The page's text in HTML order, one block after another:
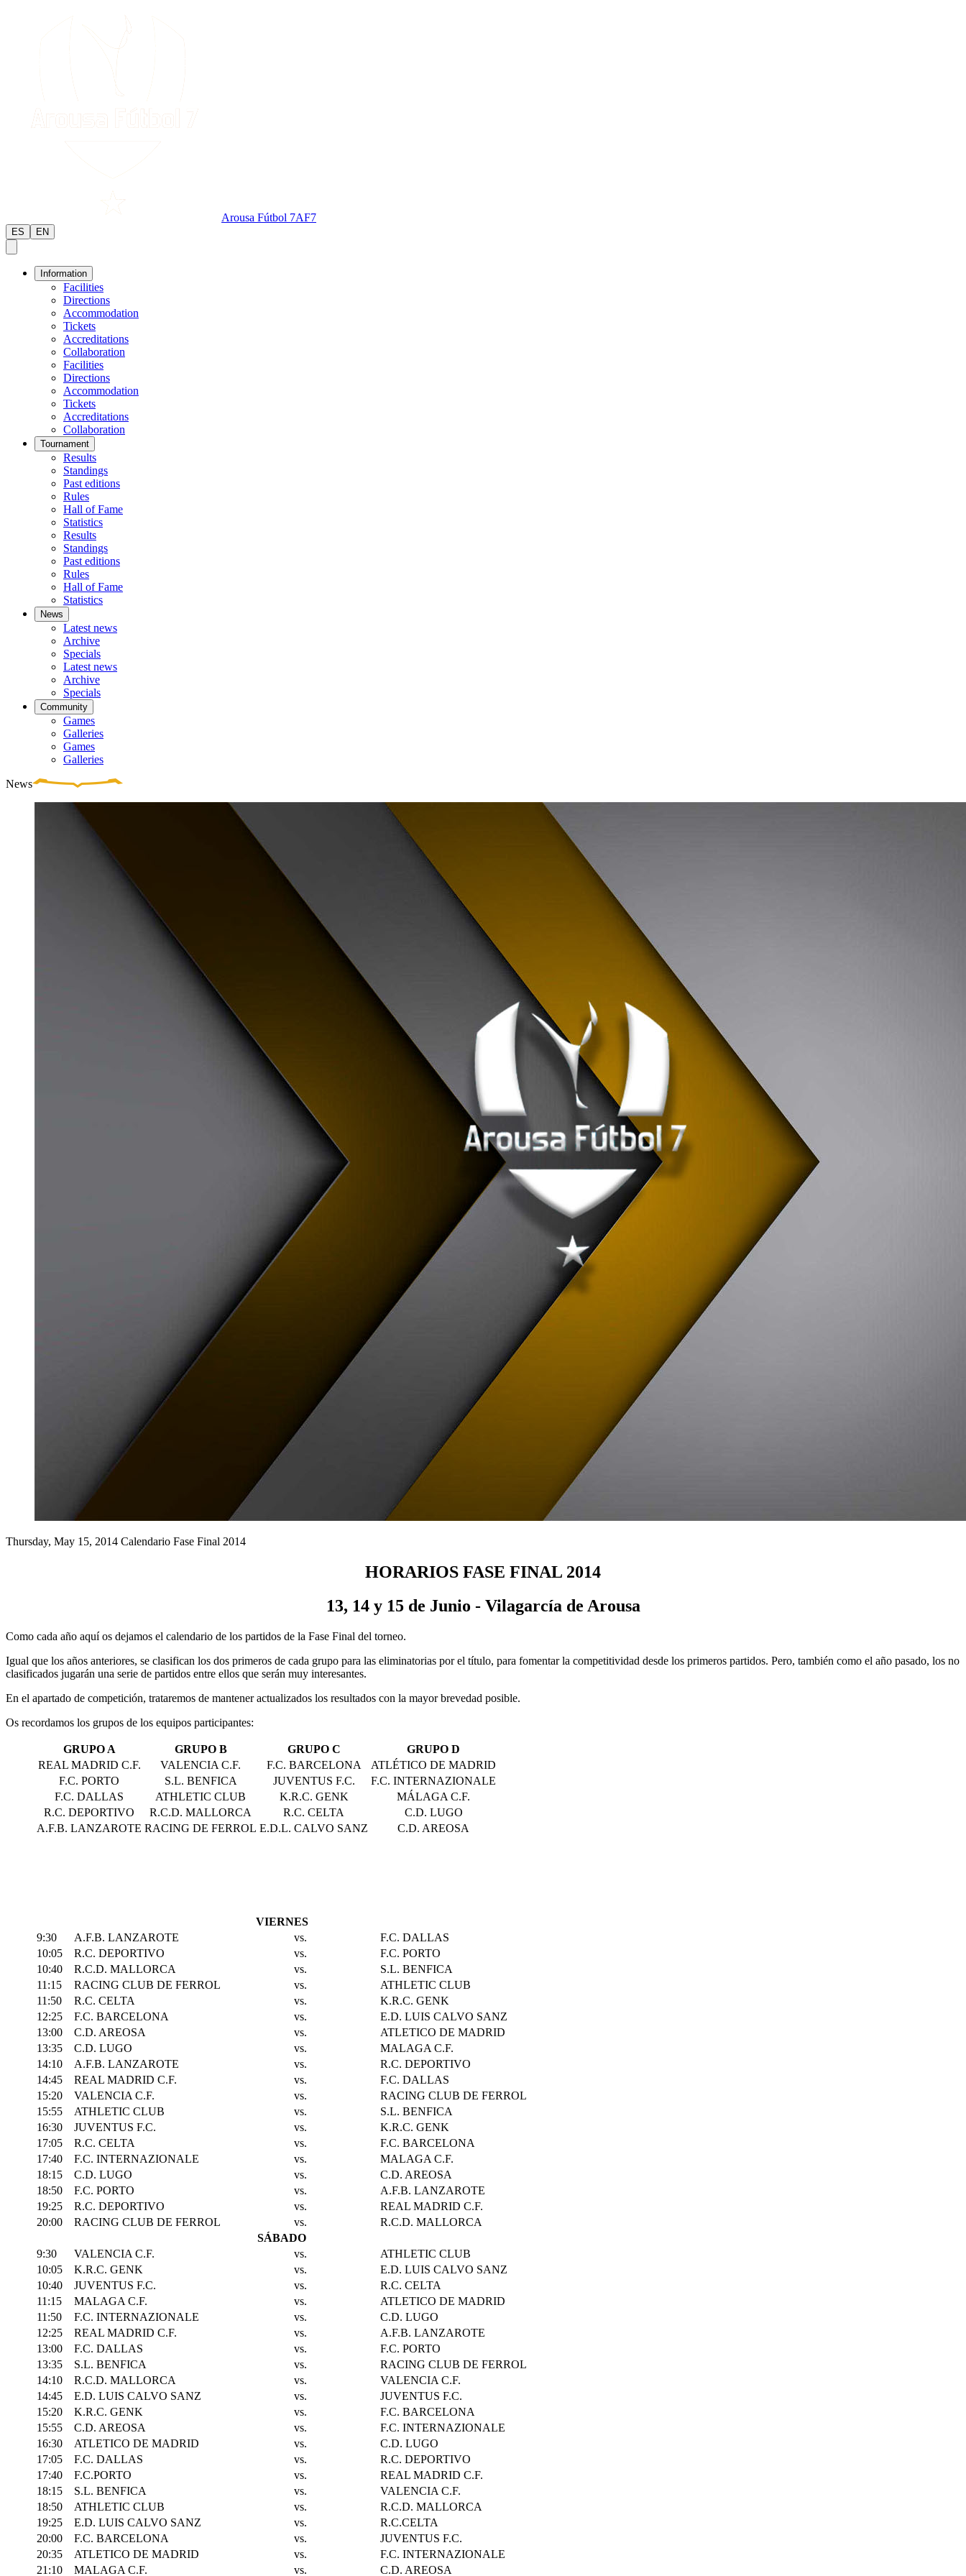
Arousa Fútbol 7AF7
ES EN
Information
Facilities
Directions
Accommodation
Tickets
Accreditations
Collaboration
Facilities
Directions
Accommodation
Tickets
Accreditations
Collaboration
Tournament
Results
Standings
Past editions
Rules
Hall of Fame
Statistics
Results
Standings
Past editions
Rules
Hall of Fame
Statistics
News
Latest news
Archive
Specials
Latest news
Archive
Specials
Community
Games
Galleries
Games
Galleries
News
Thursday, May 15, 2014 Calendario Fase Final 2014
HORARIOS FASE FINAL 2014
13, 14 y 15 de Junio - Vilagarcía de Arousa
Como cada año aquí os dejamos el calendario de los partidos de la Fase Final del torneo.
Igual que los años anteriores, se clasifican los dos primeros de cada grupo para las eliminatorias por el título, para fomentar la competitividad desde los primeros partidos. Pero, también como el año pasado, los no
clasificados jugarán una serie de partidos entre ellos que serán muy interesantes.
En el apartado de competición, trataremos de mantener actualizados los resultados con la mayor brevedad posible.
Os recordamos los grupos de los equipos participantes:
GRUPO A GRUPO B GRUPO C
GRUPO D
REAL MADRID C.F.
VALENCIA C.F. F.C. BARCELONA
ATLÉTICO DE MADRID
F.C. PORTO
S.L. BENFICA JUVENTUS F.C.
F.C. INTERNAZIONALE
F.C. DALLAS
ATHLETIC CLUB K.R.C. GENK
MÁLAGA C.F.
R.C. DEPORTIVO
R.C.D. MALLORCA R.C. CELTA
C.D. LUGO
A.F.B. LANZAROTE RACING DE FERROL E.D.L. CALVO SANZ C.D. AREOSA
VIERNES
9:30
A.F.B. LANZAROTE vs.
F.C. DALLAS
10:05
R.C. DEPORTIVO vs.
F.C. PORTO
10:40
R.C.D. MALLORCA vs.
S.L. BENFICA
11:15
RACING CLUB DE FERROL vs.
ATHLETIC CLUB
11:50
R.C. CELTA vs.
K.R.C. GENK
12:25
F.C. BARCELONA vs.
E.D. LUIS CALVO SANZ
13:00
C.D. AREOSA vs.
ATLETICO DE MADRID
13:35
C.D. LUGO vs.
MALAGA C.F.
14:10
A.F.B. LANZAROTE vs.
R.C. DEPORTIVO
14:45
REAL MADRID C.F. vs.
F.C. DALLAS
15:20
VALENCIA C.F. vs.
RACING CLUB DE FERROL
15:55
ATHLETIC CLUB vs.
S.L. BENFICA
16:30
JUVENTUS F.C. vs.
K.R.C. GENK
17:05
R.C. CELTA vs.
F.C. BARCELONA
17:40
F.C. INTERNAZIONALE vs.
MALAGA C.F.
18:15
C.D. LUGO vs.
C.D. AREOSA
18:50
F.C. PORTO vs.
A.F.B. LANZAROTE
19:25
R.C. DEPORTIVO vs.
REAL MADRID C.F.
20:00
RACING CLUB DE FERROL vs.
R.C.D. MALLORCA
SÁBADO
9:30
VALENCIA C.F. vs.
ATHLETIC CLUB
10:05
K.R.C. GENK vs.
E.D. LUIS CALVO SANZ
10:40
JUVENTUS F.C. vs.
R.C. CELTA
11:15
MALAGA C.F. vs.
ATLETICO DE MADRID
11:50
F.C. INTERNAZIONALE vs.
C.D. LUGO
12:25
REAL MADRID C.F. vs.
A.F.B. LANZAROTE
13:00
F.C. DALLAS vs.
F.C. PORTO
13:35
S.L. BENFICA vs.
RACING CLUB DE FERROL
14:10
R.C.D. MALLORCA vs.
VALENCIA C.F.
14:45
E.D. LUIS CALVO SANZ vs.
JUVENTUS F.C.
15:20
K.R.C. GENK vs.
F.C. BARCELONA
15:55
C.D. AREOSA vs.
F.C. INTERNAZIONALE
16:30
ATLETICO DE MADRID vs.
C.D. LUGO
17:05
F.C. DALLAS vs.
R.C. DEPORTIVO
17:40
F.C.PORTO vs.
REAL MADRID C.F.
18:15
S.L. BENFICA vs.
VALENCIA C.F.
18:50
ATHLETIC CLUB vs.
R.C.D. MALLORCA
19:25
E.D. LUIS CALVO SANZ vs.
R.C.CELTA
20:00
F.C. BARCELONA vs.
JUVENTUS F.C.
20:35
ATLETICO DE MADRID vs.
F.C. INTERNAZIONALE
21:10
MALAGA C.F. vs. C.D. AREOSA